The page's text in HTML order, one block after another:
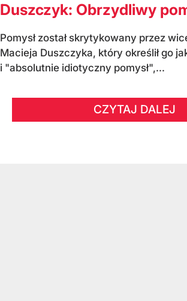
Duszczyk: Obrzydliwy
Pomysł został skrytykowany przez
Macieja Duszczyka, który określił go
i "absolutnie idiotyczny pomysł",...
CZYTAJ DALEJ